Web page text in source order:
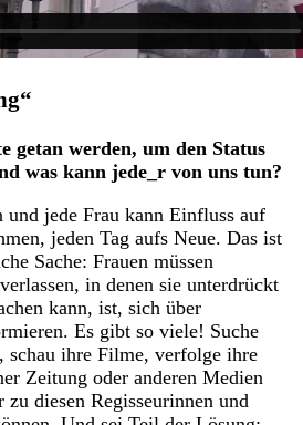
getan werden, um den Status
was kann jede_r von uns tun?
jede Frau kann Einfluss auf
jeden Tag aufs Neue. Das ist
Sache: Frauen müssen
in denen sie unterdrückt
kann, ist, sich über
Es gibt so viele! Suche
schau ihre Filme, verfolge ihre
Zeitung oder anderen Medien
diesen Regisseurinnen und